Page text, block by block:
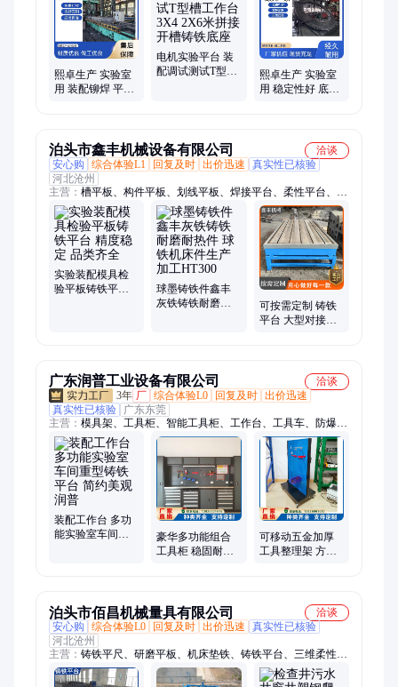
棚、棘轮扳手、输送机罩、套筒扳手、梅花扳手、液压扳手、密
封机罩、铸铁平板、气动套筒、加厚套筒、六角套筒、拱形波浪
瓦
熙卓生产 实验室
用 装配铆焊 平台
电机实验平台 装
配调试测试T型槽
熙卓生产 实验室
用 稳定性好 底座
泊头市鑫丰机械设备有限公司
洽谈
安心购
综合体验L1 回复及时 出价迅速
真实性已核验
河北沧州
主营： 槽平板、构件平板、划线平板、焊接平台、柔性平台、检
验平台、平台实力、三维平台、工作平台、铸铁平台、构件平
台、灰铁铸件、耐酸耐碱、球墨铸铁、检验桌子、机床铸件、检
验平板、检测平板、球铁铸件、地轨铸铁、测量平尺
实验装配模具检
验平板铸铁平台
球墨铸铁件鑫丰
灰铁铸铁耐磨耐
可按需定制 铸铁
平台 大型对接平
广东润普工业设备有限公司
洽谈
3年 厂 综合体验L0 回复及时 出价迅速
真实性已核验
广东东莞
主营： 模具架、工具柜、智能工具柜、工作台、工具车、防爆
柜、修模台、模具货架、钳工桌、刀具车、模具工作台、飞模
台、重型工具柜、防静电工作台、CNC工作台、药品柜、模具存
放架、多功能刀具柜、四轮移动工具车、移动式抽屉模具货架、
加厚重型模具存放架、多人实训工位桌、工厂组装实训台、移动
式五金工具柜、工业移动工具储物柜
装配工作台 多功
能实验室车间重
豪华多功能组合
工具柜 稳固耐用
可移动五金加厚
工具整理架 方孔
泊头市佰昌机械量具有限公司
洽谈
安心购
综合体验L0 回复及时 出价迅速
真实性已核验
河北沧州
主营： 铸铁平尺、研磨平板、机床垫铁、铸铁平台、三维柔性焊
接平台、大理石平台、焊接平台、T型槽平台、斜垫铁、水平